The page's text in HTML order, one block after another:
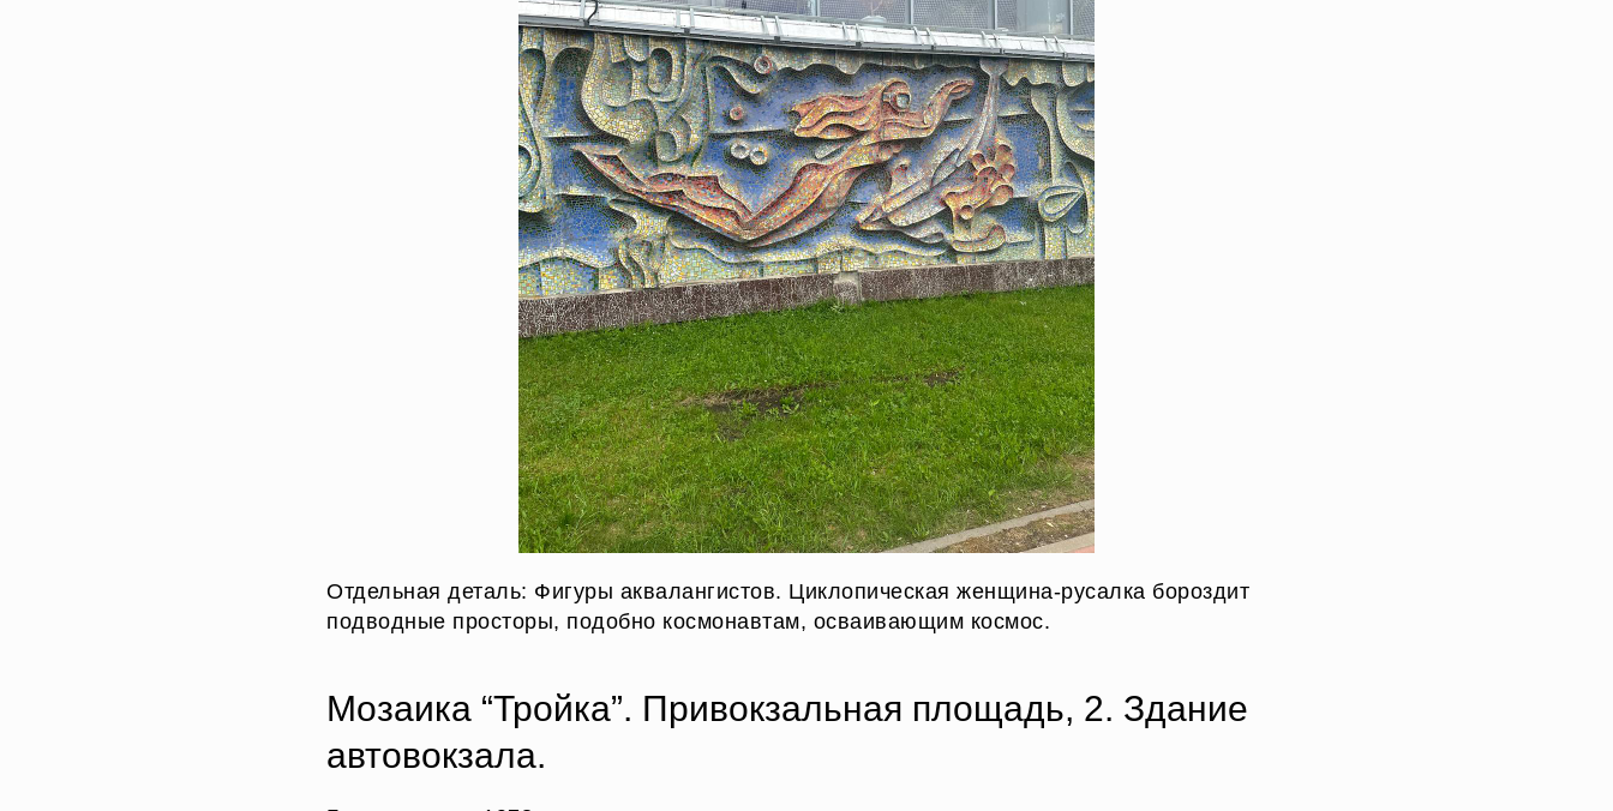
Отдельная деталь: Фигуры аквалангистов. Циклопическая женщина-русалка бороздит
подводные просторы, подобно космонавтам, осваивающим космос.
Мозаика “Тройка”. Привокзальная площадь, 2. Здание
автовокзала.